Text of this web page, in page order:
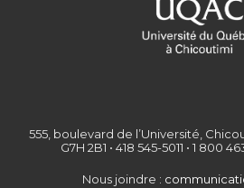
555, boulevard de l’Université,
G7H 2B1 • 418 545-5011 • 1 800
Nous joindre :